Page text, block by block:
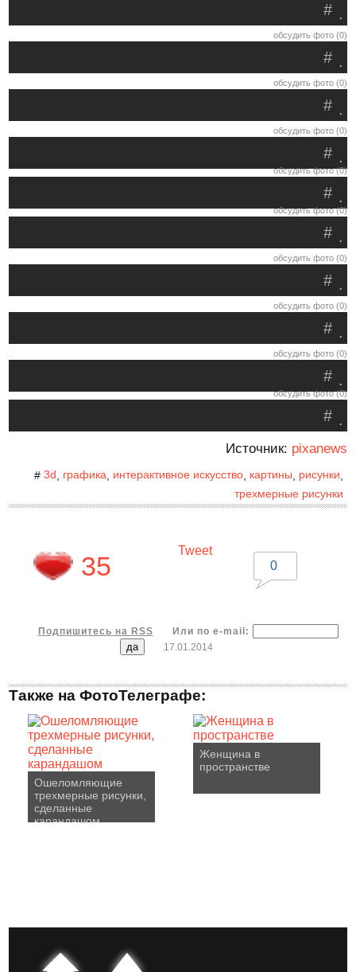
.
#
обсудить фото (0)
.
#
обсудить фото (0)
.
#
обсудить фото (0)
.
#
обсудить фото (0)
.
#
обсудить фото (0)
.
#
обсудить фото (0)
.
#
обсудить фото (0)
.
#
обсудить фото (0)
.
#
обсудить фото (0)
.
#
Источник: pixanews
# 3d графика, интерактивное искусство, картины рисунки
трехмерные рисунки
35
Tweet
0
Подпишитесь на RSS
Или по e-mail:
17.01.2014
Также на ФотоТелеграфе:
Ошеломляющие
трехмерные рисунки,
сделанные
карандашом
Женщина в
пространстве